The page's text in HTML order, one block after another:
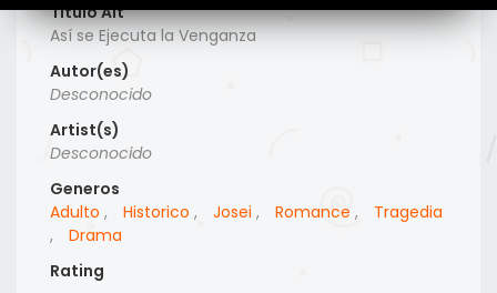
Titulo Alt
Así se Ejecuta la Venganza
Autor(es)
Desconocido
Artist(s)
Desconocido
Generos
Adulto , Historico , Josei , Romance ,
Tragedia
,
Drama
Rating